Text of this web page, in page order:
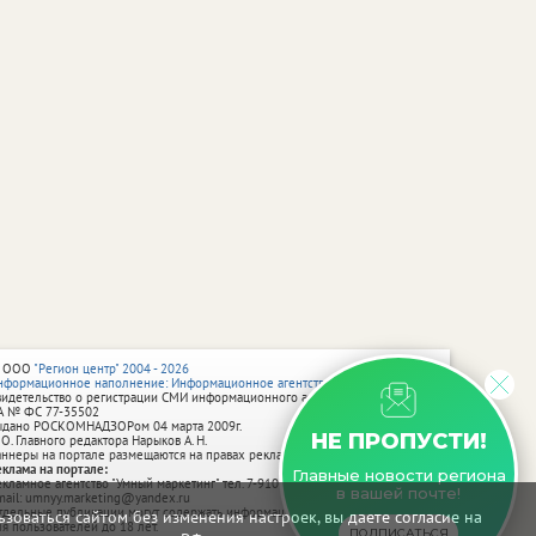
сайтом без изменения настроек, вы даете согласие на
НЕ ПРОПУСТИ!
Главные новости региона
в вашей почте!
"Регион центр" 2004 - 2026
наполнение: Информационное агентство vRossii.ru
о регистрации СМИ информационного агентства vRossii.ru
№ ФС 77‑35502
РОСКОМНАДЗОРом 04 марта 2009г.
Главного редактора Нарыков А. Н.
на портале размещаются на правах рекламы.
на портале:
агентство "Умный маркетинг" тел. 7-910-267-70-40,
umnyy.marketing@yandex.ru
публикации могут содержать информацию, не предназначенную
пользователей до 18 лет.